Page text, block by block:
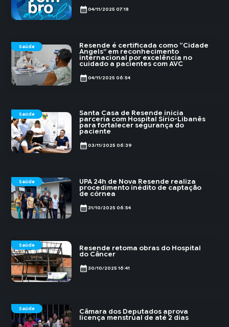
calendar_month04/11/2025 07:18
Saúde Resende é certificada como “Cidade
Angels” em reconhecimento
internacional por excelência no
cuidado a pacientes com AVC
calendar_month04/11/2025 06:54
Saúde Santa Casa de Resende inicia
parceria com Hospital Sírio-Libanês
para fortalecer segurança do
paciente
calendar_month03/11/2025 06:39
Saúde UPA 24h de Nova Resende realiza
procedimento inédito de captação
de córnea
calendar_month31/10/2025 06:54
Saúde Resende retoma obras do Hospital
do Câncer
calendar_month30/10/2025 16:41
Saúde Câmara dos Deputados aprova
licença menstrual de até 2 dias